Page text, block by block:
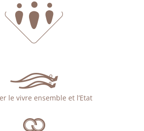
le vivre ensemble et l’Etat